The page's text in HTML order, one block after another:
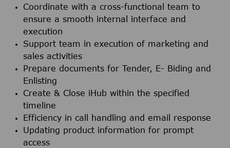
Coordinate with a cross-functional team to
ensure a smooth internal interface and
execution
Support team in execution of marketing and
sales activities
Prepare documents for Tender, E- Biding and
Enlisting
Create & Close iHub within the specified
timeline
Efficiency in call handling and email response
Updating product information for prompt
access